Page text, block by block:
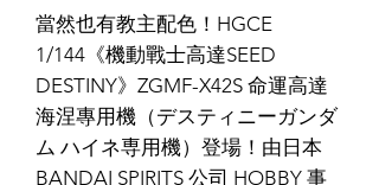
當然也有教主配色！HGCE
1/144《機動戰士高達SEED
DESTINY》ZGMF-X42S 命運高達
海涅專用機（デスティニーガンダ
ム ハイネ専用機）登場！由日本
BANDAI SPIRITS 公司 HOBBY 事